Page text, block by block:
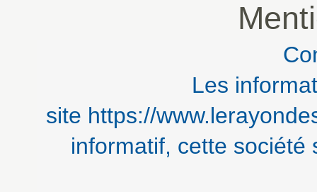
Les
site https://
informatif, cette société